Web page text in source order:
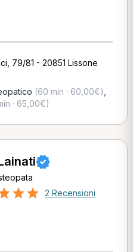
79/81 - 20851 Lissone
(60 min · 60,00€)
· 65,00€)
2 Recensioni